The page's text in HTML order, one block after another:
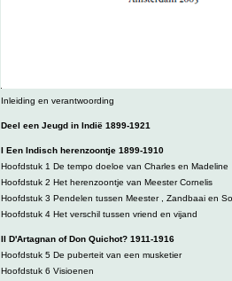
Inleiding en verantwoording
Deel een Jeugd in Indië 1899-1921
I Een Indisch herenzoontje 1899-1910
Hoofdstuk 1 De tempo doeloe van Charles en Madeline
Hoofdstuk 2 Het herenzoontje van Meester Cornelis
Hoofdstuk 3 Pendelen tussen Meester , Zandbaai en
Hoofdstuk 4 Het verschil tussen vriend en vijand
II D'Artagnan of Don Quichot? 1911-1916
Hoofdstuk 5 De puberteit van een musketier
Hoofdstuk 6 Visioenen